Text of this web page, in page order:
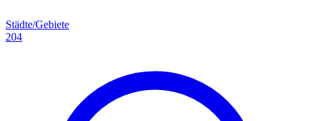
Städte/Gebiete
204